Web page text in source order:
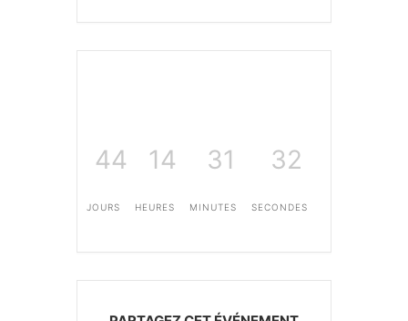
44
JOURS
14
HEURES
31
MINUTES
31
SECONDES